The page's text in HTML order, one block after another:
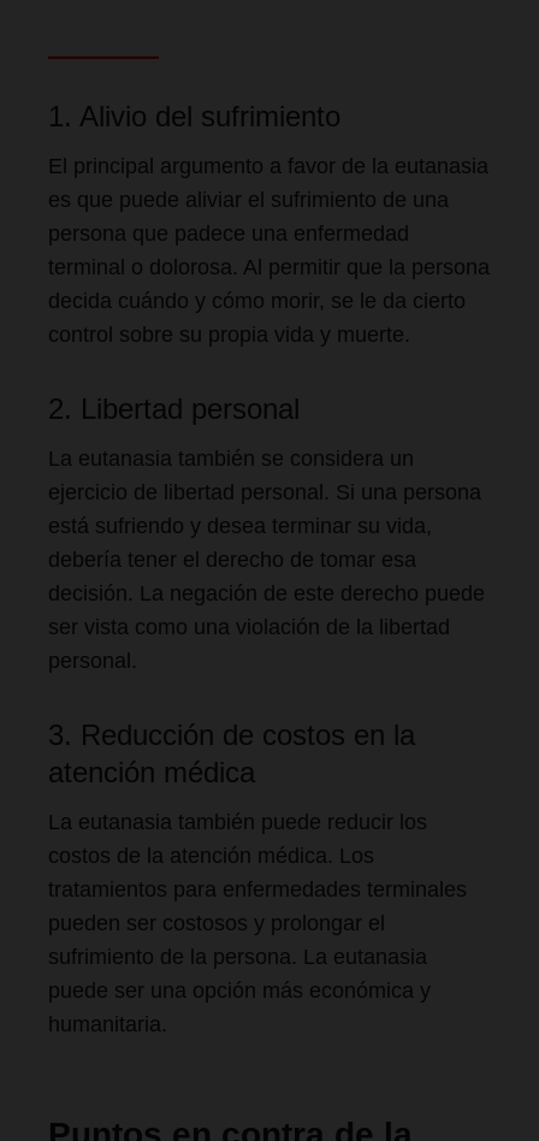
1. Alivio del sufrimiento
El principal argumento a favor de la eutanasia
es que puede aliviar el sufrimiento de una
persona que padece una enfermedad
terminal o dolorosa. Al permitir que la persona
decida cuándo y cómo morir, se le da cierto
control sobre su propia vida y muerte.
2. Libertad personal
La eutanasia también se considera un
ejercicio de libertad personal. Si una persona
está sufriendo y desea terminar su vida,
debería tener el derecho de tomar esa
decisión. La negación de este derecho puede
ser vista como una violación de la libertad
personal.
3. Reducción de costos en la
atención médica
La eutanasia también puede reducir los
costos de la atención médica. Los
tratamientos para enfermedades terminales
pueden ser costosos y prolongar el
sufrimiento de la persona. La eutanasia
puede ser una opción más económica y
humanitaria.